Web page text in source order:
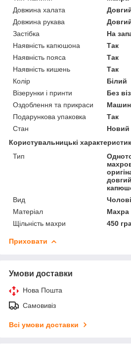
Довжина халата
Довжина рукава
Застібка
На
Наявність капюшона
Так
Наявність пояса
Так
Наявність кишень
Так
Колір
Білий
Візерунки і принти
Без
Оздоблення та прикраси
Подарункова упаковка
Так
Стан
Новий
Користувальницькі
Тип
Вид
Матеріал
Махра
Щільність махри
450
Приховати
Умови доставки
Нова Пошта
Самовивіз
Всі умови доставки